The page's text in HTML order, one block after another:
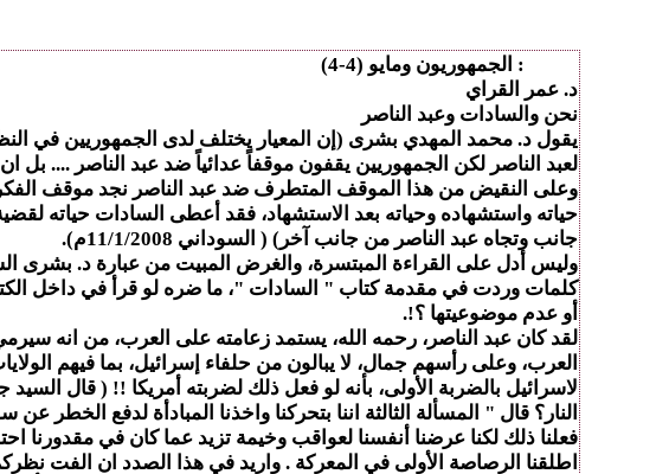
الجمهوريون ومايو (4-4)
د. عمر القراي
نحن والسادات وعبد الناصر
يقول د. محمد المهدي بشرى (إن المعيار يختلف لدى الجمهوريين في
لعبد الناصر لكن الجمهوريين يقفون موقفاً عدائياً ضد عبد الناصر ....
وعلى النقيض من هذا الموقف المتطرف ضد عبد الناصر نجد موقف
حياته واستشهاده وحياته بعد الاستشهاد، فقد أعطى السادات حياته
جانب وتجاه عبد الناصر من جانب آخر) ( السوداني 11/1/2008م).
وليس أدل على القراءة المبتسرة، والغرض المبيت من عبارة د. بشرى
كلمات وردت في مقدمة كتاب " السادات "، ما ضره لو قرأ في داخل
أو عدم موضوعيتها ؟!.
لقد كان عبد الناصر، رحمه الله، يستمد زعامته على العرب، من انه
العرب، وعلى رأسهم جمال، لا يبالون من حلفاء إسرائيل، بما فيهم
لاسرائيل بالضربة الأولى، بأنه لو فعل ذلك لضربته أمريكا !! ( قال السيد
النار؟ قال " المسألة الثالثة اننا بتحركنا واخذنا المبادأة لدفع الخطر
فعلنا ذلك لكنا عرضنا أنفسنا لعواقب وخيمة تزيد عما كان في
اطلقنا الرصاصة الأولى في المعركة . واريد في هذا الصدد ان الفت